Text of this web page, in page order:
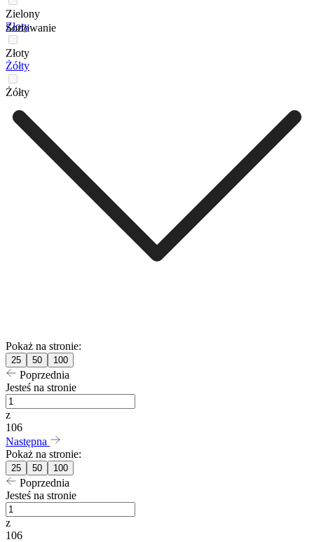
Zielony
Złoty
Złoty
Żółty
Żółty
Sortowanie
Pokaż na stronie:
25 50 100
Poprzednia
Jesteś na stronie
z
106
Następna
Pokaż na stronie:
25 50 100
Poprzednia
Jesteś na stronie
z
106